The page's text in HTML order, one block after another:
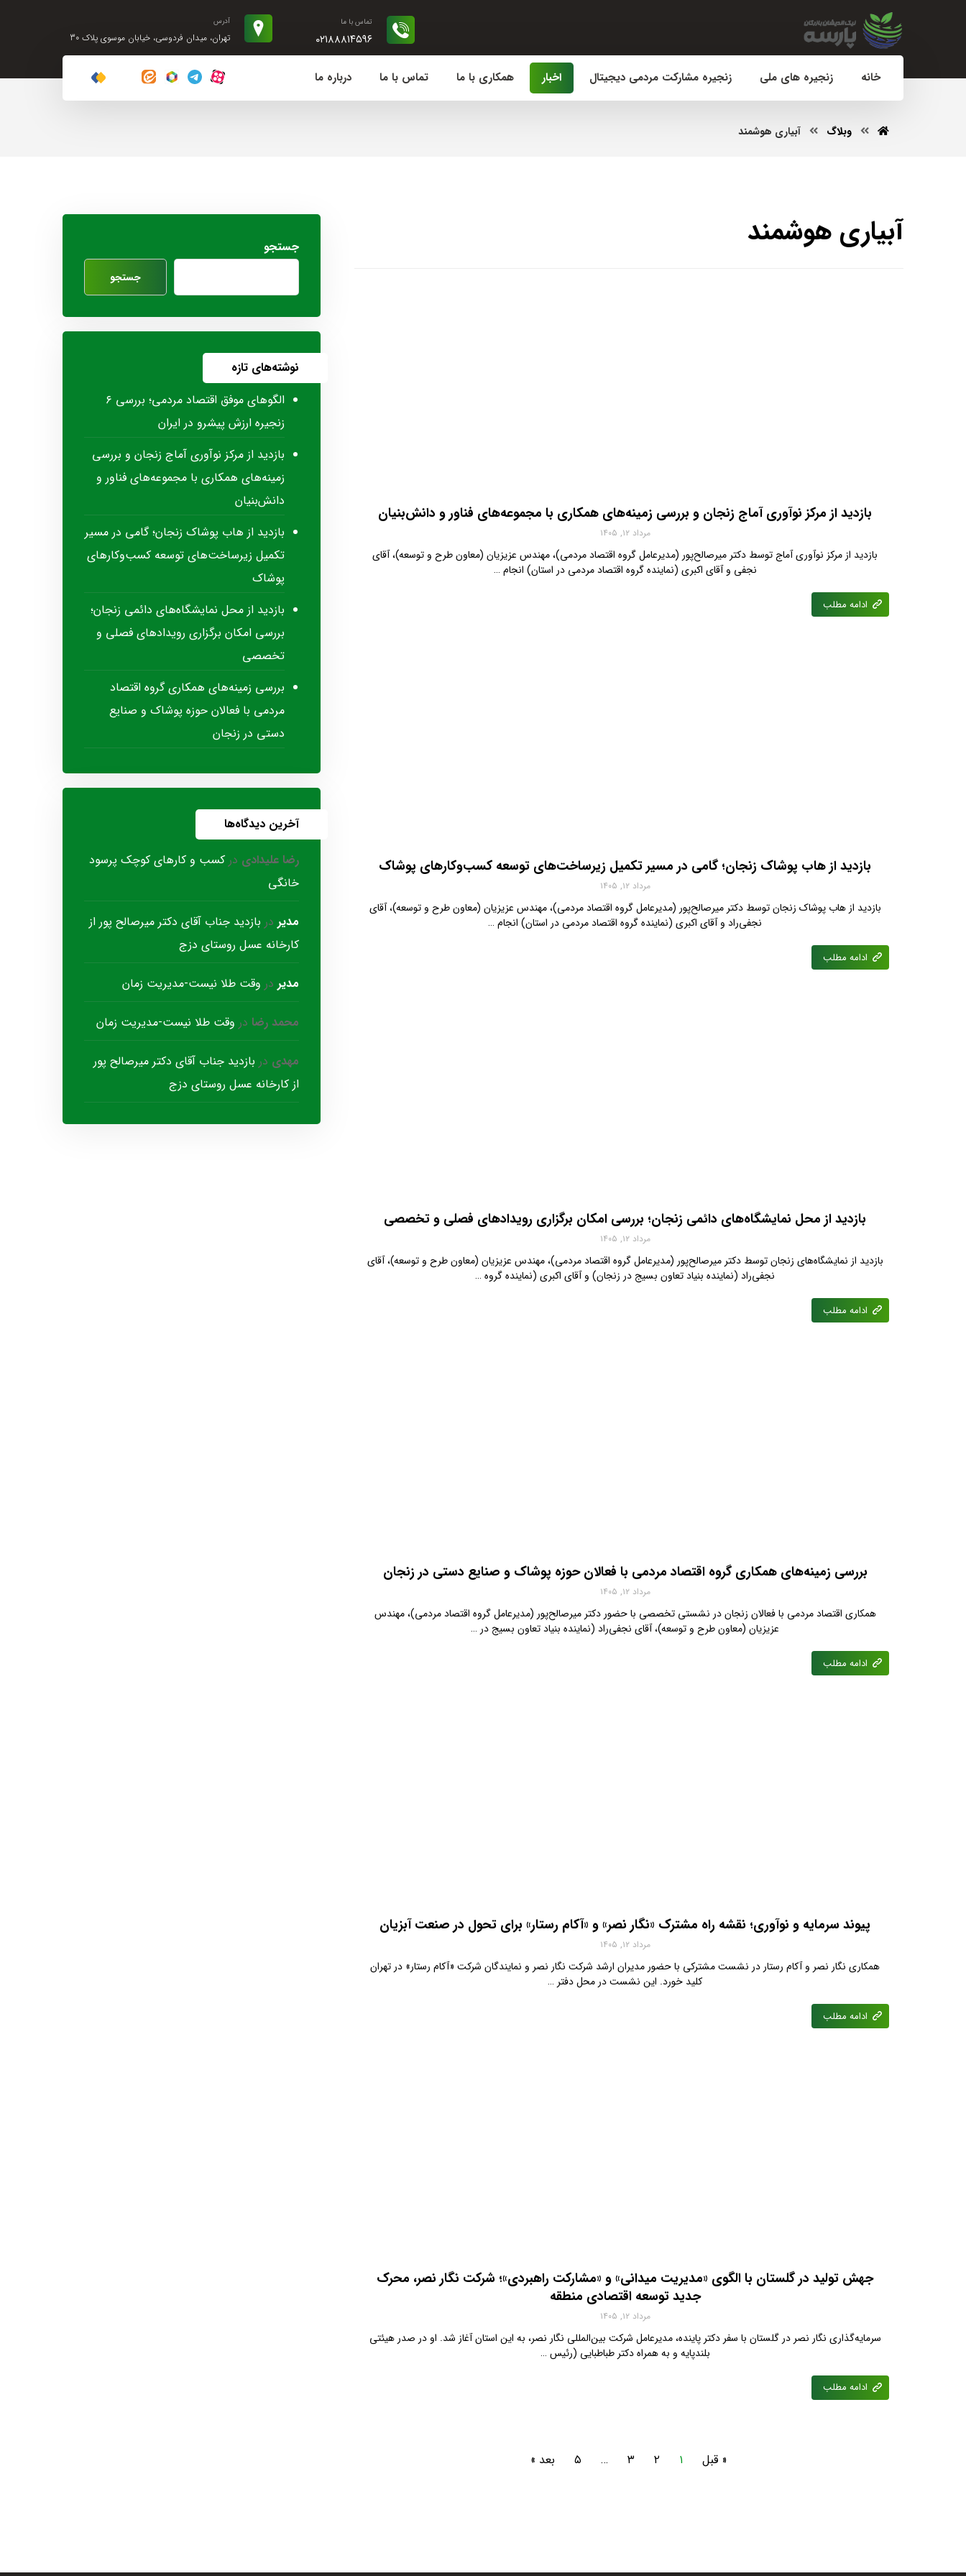
آدرس
تهران، میدان فردوسی، خیابان موسوی پلاک 30
تماس با ما
۰۲۱۸۸۸۱۴۵۹۶
خانه زنجیره های ملی زنجیره مشارکت مردمی دیجیتال اخبار همکاری با ما تماس با ما درباره ما
وبلاگ آبیاری هوشمند
آبیاری هوشمند
بازدید از مرکز نوآوری آماج زنجان و بررسی زمینه‌های همکاری با مجموعه‌های فناور و دانش‌بنیان
مرداد ۱۲, ۱۴۰۵
بازدید از مرکز نوآوری آماج توسط دکتر میرصالح‌پور (مدیرعامل گروه اقتصاد مردمی)، مهندس عزیزیان (معاون طرح و توسعه)، آقای
نجفی‌ و آقای اکبری (نماینده گروه اقتصاد مردمی در استان) انجام …
ادامه مطلب
بازدید از هاب پوشاک زنجان؛ گامی در مسیر تکمیل زیرساخت‌های توسعه کسب‌وکارهای پوشاک
مرداد ۱۲, ۱۴۰۵
بازدید از هاب پوشاک زنجان توسط دکتر میرصالح‌پور (مدیرعامل گروه اقتصاد مردمی)، مهندس عزیزیان (معاون طرح و توسعه)، آقای
نجفی‌راد و آقای اکبری (نماینده گروه اقتصاد مردمی در استان) انجام …
ادامه مطلب
بازدید از محل نمایشگاه‌های دائمی زنجان؛ بررسی امکان برگزاری رویدادهای فصلی و تخصصی
مرداد ۱۲, ۱۴۰۵
بازدید از نمایشگاه‌های زنجان توسط دکتر میرصالح‌پور (مدیرعامل گروه اقتصاد مردمی)، مهندس عزیزیان (معاون طرح و توسعه)، آقای
نجفی‌راد (نماینده بنیاد تعاون بسیج در زنجان) و آقای اکبری (نماینده گروه …
ادامه مطلب
بررسی زمینه‌های همکاری گروه اقتصاد مردمی با فعالان حوزه پوشاک و صنایع دستی در زنجان
مرداد ۱۲, ۱۴۰۵
همکاری اقتصاد مردمی با فعالان زنجان در نشستی تخصصی با حضور دکتر میرصالح‌پور (مدیرعامل گروه اقتصاد مردمی)، مهندس
عزیزیان (معاون طرح و توسعه)، آقای نجفی‌راد (نماینده بنیاد تعاون بسیج در …
ادامه مطلب
پیوند سرمایه و نوآوری؛ نقشه راه مشترک «نگار نصر» و «آکام رستار» برای تحول در صنعت آبزیان
مرداد ۱۲, ۱۴۰۵
همکاری نگار نصر و آکام رستار در نشست مشترکی با حضور مدیران ارشد شرکت نگار نصر و نمایندگان شرکت «آکام رستار» در تهران
کلید خورد. این نشست در محل دفتر …
ادامه مطلب
جهش تولید در گلستان با الگوی «مدیریت میدانی» و «مشارکت راهبردی»؛ شرکت نگار نصر، محرک
جدید توسعه اقتصادی منطقه
مرداد ۱۲, ۱۴۰۵
سرمایه‌گذاری نگار نصر در گلستان با سفر دکتر پاینده، مدیرعامل شرکت بین‌المللی نگار نصر، به این استان آغاز شد. او در صدر هیئتی
بلندپایه و به همراه دکتر طباطبایی (رئیس …
ادامه مطلب
« قبل ۱ ۲ ۳ … ۵ بعد »
جستجو
جستجو
نوشته‌های تازه
الگوهای موفق اقتصاد مردمی؛ بررسی ۶
زنجیره ارزش پیشرو در ایران
بازدید از مرکز نوآوری آماج زنجان و بررسی
زمینه‌های همکاری با مجموعه‌های فناور و
دانش‌بنیان
بازدید از هاب پوشاک زنجان؛ گامی در مسیر
تکمیل زیرساخت‌های توسعه کسب‌وکارهای
پوشاک
بازدید از محل نمایشگاه‌های دائمی زنجان؛
بررسی امکان برگزاری رویدادهای فصلی و
تخصصی
بررسی زمینه‌های همکاری گروه اقتصاد
مردمی با فعالان حوزه پوشاک و صنایع
دستی در زنجان
آخرین دیدگاه‌ها
رضا علیدادی درکسب و کارهای کوچک پرسود
خانگی
مدیر در بازدید جناب آقای دکتر میرصالح پور از
کارخانه عسل روستای دزج
مدیر در وقت طلا نیست-مدیریت زمان
محمد رضا در وقت طلا نیست-مدیریت زمان
مهدی در بازدید جناب آقای دکتر میرصالح پور
از کارخانه عسل روستای دزج